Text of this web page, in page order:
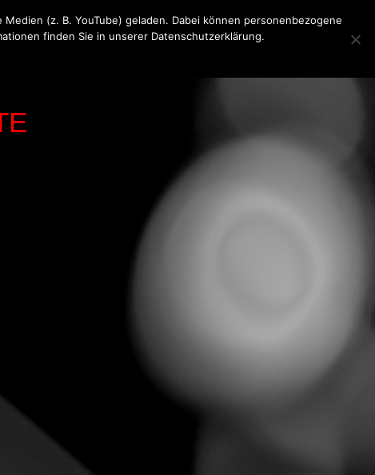
IMPRESSUM
(z. B. YouTube) geladen. Dabei können personenbezogene
finden Sie in unserer Datenschutzerklärung.